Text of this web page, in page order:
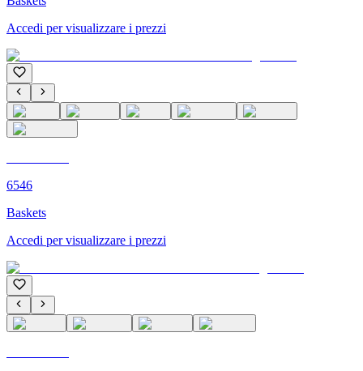
Accedi per visualizzare i prezzi
6546
Baskets
Accedi per visualizzare i prezzi